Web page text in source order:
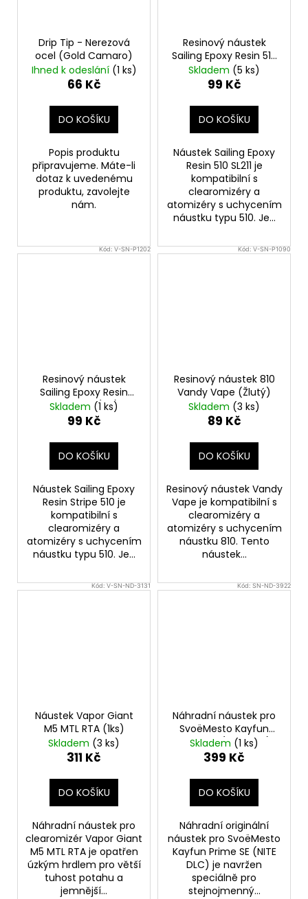
Drip Tip - Nerezová
ocel (Gold Camaro)
Ihned k odeslání (1 ks)
66 Kč
DO KOŠÍKU
Popis produktu
připravujeme. Máte-li
dotaz k uvedenému
produktu, zavolejte
nám.
Resinový náustek
Sailing Epoxy Resin 510
SL211
Skladem (5 ks)
99 Kč
DO KOŠÍKU
Náustek Sailing Epoxy
Resin 510 SL211 je
kompatibilní s
clearomizéry a
atomizéry s uchycením
náustku typu 510. Je...
Kód:V-SN-P1202
Resinový náustek
Sailing Epoxy Resin
Stripe 510 (1ks)
Skladem (1 ks)
99 Kč
DO KOŠÍKU
Náustek Sailing Epoxy
Resin Stripe 510 je
kompatibilní s
clearomizéry a
atomizéry s uchycením
náustku typu 510. Je...
Kód:V-SN-P1090
Resinový náustek 810
Vandy Vape (Žlutý)
Skladem (3 ks)
89 Kč
DO KOŠÍKU
Resinový náustek Vandy
Vape je kompatibilní s
clearomizéry a
atomizéry s uchycením
náustku 810. Tento
náustek...
Kód:V-SN-ND-3131
Náustek Vapor Giant
M5 MTL RTA (1ks)
Skladem (3 ks)
311 Kč
DO KOŠÍKU
Náhradní náustek pro
clearomizér Vapor Giant
M5 MTL RTA je opatřen
úzkým hrdlem pro větší
tuhost potahu a
jemnější...
Kód:SN-ND-3922
Náhradní náustek pro
SvoëMesto Kayfun
Prime SE (NITE DLC)
(1ks)
Skladem (1 ks)
399 Kč
DO KOŠÍKU
Náhradní originální
náustek pro SvoëMesto
Kayfun Prime SE (NITE
DLC) je navržen
speciálně pro
stejnojmenný...